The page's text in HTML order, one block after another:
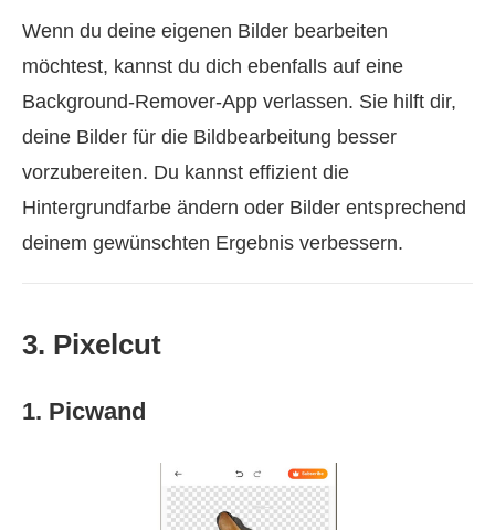
Wenn du deine eigenen Bilder bearbeiten
möchtest, kannst du dich ebenfalls auf eine
Background-Remover-App verlassen. Sie hilft dir,
deine Bilder für die Bildbearbeitung besser
vorzubereiten. Du kannst effizient die
Hintergrundfarbe ändern oder Bilder entsprechend
deinem gewünschten Ergebnis verbessern.
3. Pixelcut
1. Picwand